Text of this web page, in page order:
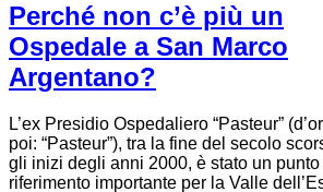
Perché non c’è più un
Ospedale a San Marco
Argentano?
L’ex Presidio Ospedaliero “Pasteur”
poi: “Pasteur”), tra la fine del secolo
gli inizi degli anni 2000, è stato un punto
riferimento importante per la Valle